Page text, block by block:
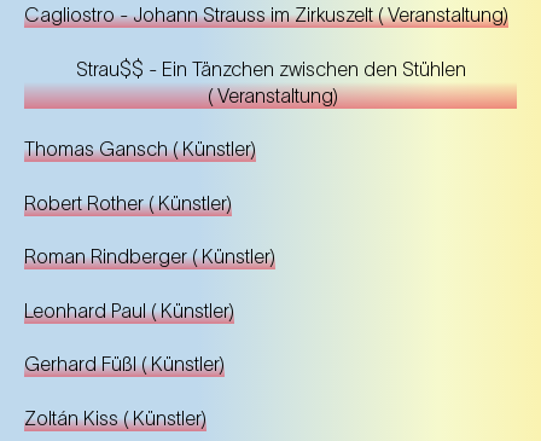
Cagliostro - Johann Strauss im Zirkuszelt(Veranstaltung)
Strau$$ - Ein Tänzchen zwischen den Stühlen
(Veranstaltung)
Thomas Gansch(Künstler)
Robert Rother(Künstler)
Roman Rindberger(Künstler)
Leonhard Paul(Künstler)
Gerhard Füßl(Künstler)
Zoltán Kiss(Künstler)